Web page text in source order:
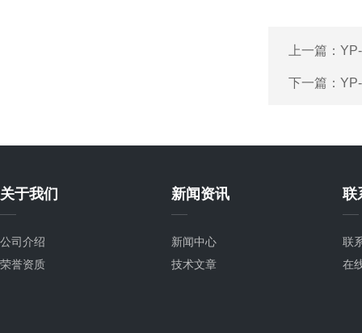
上一篇：
下一篇：
关于我们
公司介绍
荣誉资质
新闻资讯
新闻中心
技术文章
联
联
在